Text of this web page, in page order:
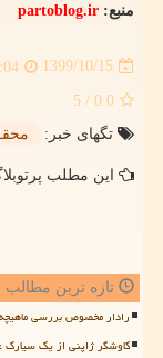
منبع: partoblog.ir
1399/10/15
0.0
/ 5
تگهای خبر:
این مطلب
تازه ترین مطالب
رادار مخصوص بررسی
کاوشگر ژاپنی از یک